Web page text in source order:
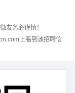
友务必谨慎！
上看到该招聘信